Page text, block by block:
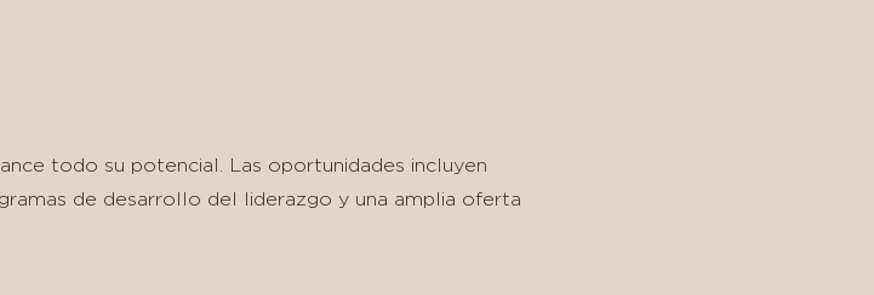
todo su potencial. Las oportunidades incluyen
de desarrollo del liderazgo y una amplia oferta